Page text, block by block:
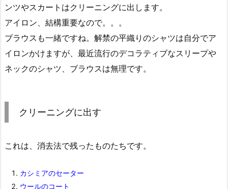
ンツやスカートはクリーニングに出します。
アイロン、結構重要なので。。。
ブラウスも一緒ですね。解禁の平織りのシャツは自分でア
イロンかけますが、最近流行のデコラティブなスリープや
ネックのシャツ、ブラウスは無理です。
クリーニングに出す
これは、消去法で残ったものたちです。
カシミアのセーター
ウールのコート